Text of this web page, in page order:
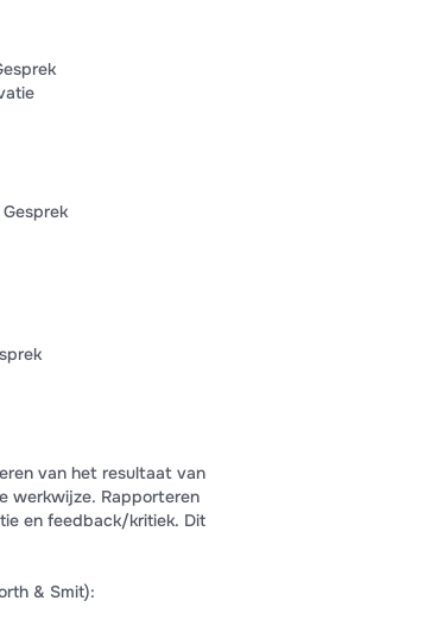
van het resultaat van
werkwijze. Rapporteren
en feedback/kritiek. Dit
& Smit):